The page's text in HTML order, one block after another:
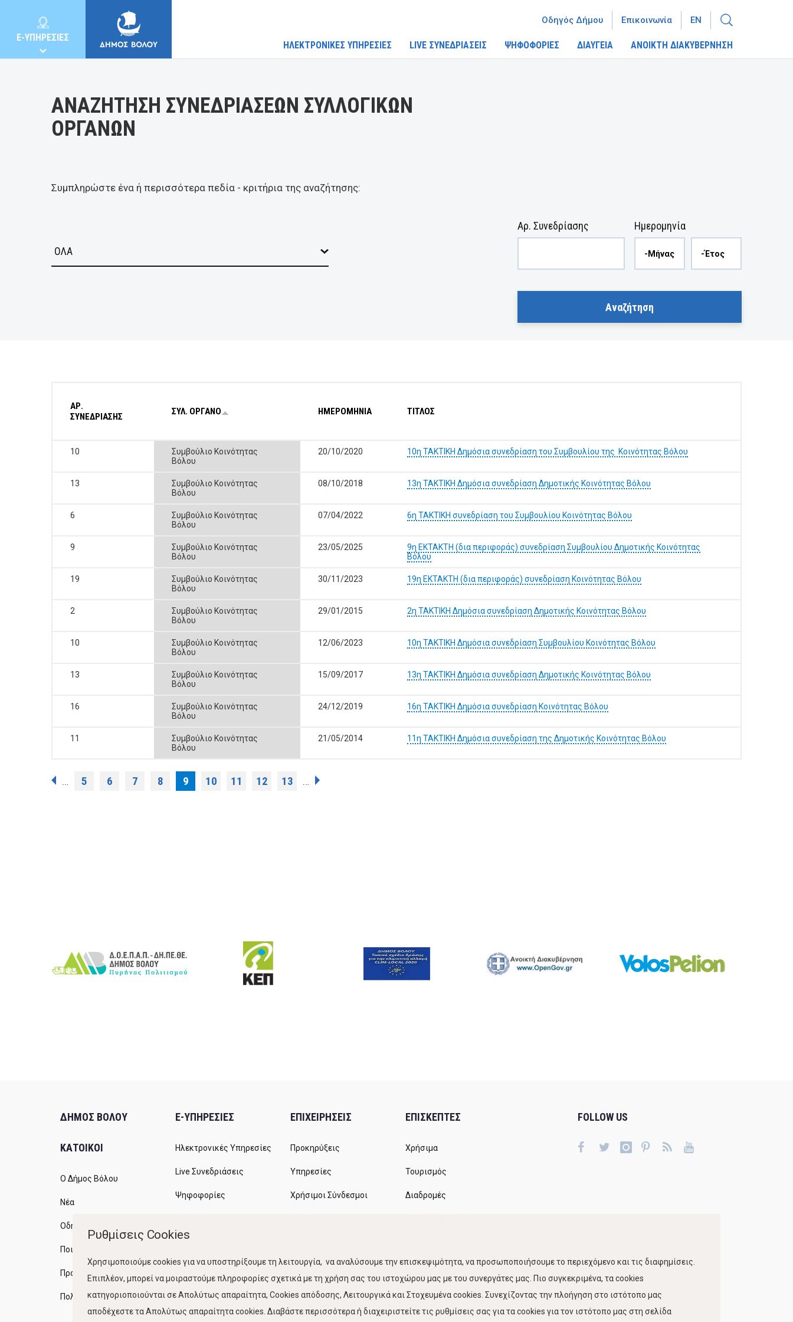
E-ΥΠΗΡΕΣΙΕΣ
ΕΠΙΧΕΙΡΗΣΕΙΣ
ΗΛΕΚΤΡΟΝΙΚΕΣ ΥΠΗΡΕΣΙΕΣ LIVE ΣΥΝΕΔΡΙΑΣΕΙΣ ΨΗΦΟΦΟΡΙΕΣ ΔΙΑΥΓΕΙΑ ΑΝΟΙΚΤΗ ΔΙΑΚΥΒΕΡΝΗΣΗ
Οδηγός Δήμου Επικοινωνία EN
ΑΝΑΖΗΤΗΣΗ ΣΥΝΕΔΡΙΑΣΕΩΝ ΣΥΛΛΟΓΙΚΩΝ
ΟΡΓΑΝΩΝ
Συμπληρώστε ένα ή περισσότερα πεδία - κριτήρια της αναζήτησης:
Ημερομηνία
Αρ. Συνεδρίασης
ΑΡ.
ΣΥΝΕΔΡΙΑΣΗΣ
ΣΥΛ. ΟΡΓΑΝΟ ΗΜΕΡΟΜΗΝΙΑ ΤΙΤΛΟΣ
10
Συμβούλιο Κοινότητας
Βόλου
20/10/2020 10η ΤΑΚΤΙΚΗ Δημόσια συνεδρίαση του Συμβουλίου της Κοινότητας Βόλου
13
Συμβούλιο Κοινότητας
Βόλου
08/10/2018 13η ΤΑΚΤΙΚΗ Δημόσια συνεδρίαση Δημοτικής Κοινότητας Βόλου
6
Συμβούλιο Κοινότητας
Βόλου
07/04/2022 6η ΤΑΚΤΙΚΗ συνεδρίαση του Συμβουλίου Κοινότητας Βόλου
9
Συμβούλιο Κοινότητας
Βόλου
23/05/2025
9η ΕΚΤΑΚΤΗ (δια περιφοράς) συνεδρίαση Συμβουλίου Δημοτικής Κοινότητας
Βόλου
19
Συμβούλιο Κοινότητας
Βόλου
30/11/2023 19η ΕΚΤΑΚΤΗ (δια περιφοράς) συνεδρίαση Κοινότητας Βόλου
2
Συμβούλιο Κοινότητας
Βόλου
29/01/2015 2η ΤΑΚΤΙΚΗ Δημόσια συνεδρίαση Δημοτικής Κοινότητας Βόλου
10
Συμβούλιο Κοινότητας
Βόλου
12/06/2023 10η ΤΑΚΤΙΚΗ Δημόσια συνεδρίαση Συμβουλίου Κοινότητας Βόλου
13
Συμβούλιο Κοινότητας
Βόλου
15/09/2017 13η ΤΑΚΤΙΚΗ Δημόσια συνεδρίαση Δημοτικής Κοινότητας Βόλου
16
Συμβούλιο Κοινότητας
Βόλου
24/12/2019 16η ΤΑΚΤΙΚΗ Δημόσια συνεδρίαση Κοινότητας Βόλου
11
Συμβούλιο Κοινότητας
Βόλου
21/05/2014 11η ΤΑΚΤΙΚΗ Δημόσια συνεδρίαση της Δημοτικής Κοινότητας Βόλου
Σελίδες
… 5 6 7 8 9 10 11 12 13 …
ΔΗΜΟΣ ΒΟΛΟΥ
ΚΑΤΟΙΚΟΙ
Ο Δήμος Βόλου
Νέα
Οδηγός του πολίτη
Ποιότητα Ζωής
Προγράμματα
Πολιτική Ποιότητας
E-ΥΠΗΡΕΣΙΕΣ
Ηλεκτρονικές Υπηρεσίες
Live Συνεδριάσεις
Ψηφοφορίες
ΕΠΙΧΕΙΡΗΣΕΙΣ
Προκηρύξεις
Υπηρεσίες
Χρήσιμοι Σύνδεσμοι
ΕΠΙΣΚΕΠΤΕΣ
Χρήσιμα
Τουρισμός
Διαδρομές
Κίνηση Λιμένος
FOLLOW US
Ρυθμίσεις Cookies
Χρησιμοποιούμε cookies για να υποστηρίξουμε τη λειτουργία, να αναλύσουμε την επισκεψιμότητα, να προσωποποιήσουμε το περιεχόμενο και τις διαφημίσεις.
Επιπλέον, μπορεί να μοιραστούμε πληροφορίες σχετικά με τη χρήση σας του ιστοχώρου μας με του συνεργάτες μας. Πιο συγκεκριμένα, τα cookies
κατηγοριοποιούνται σε Απολύτως απαραίτητα, Cookies απόδοσης, Λειτουργικά και Στοχευμένα cookies. Συνεχίζοντας την πλοήγηση στο ιστότοπο μας
αποδέχεστε τα Απολύτως απαραίτητα cookies. Διαβάστε περισσότερα ή διαχειριστείτε τις ρυθμίσεις σας για τα cookies για τον ιστότοπο μας στη σελίδα